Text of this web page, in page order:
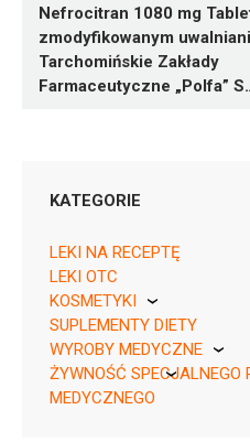
Nefrocitran 1080 mg
zmodyfikowanym
Tarchomińskie Zakłady
Farmaceutyczne „Polfa”
05904016060469 ¦ Rp ¦
100 tabl.
KATEGORIE
LEKI NA RECEPTĘ
LEKI OTC
KOSMETYKI
Pierre Fabre
SUPLEMENTY DIETY
WYROBY MEDYCZNE
KikGel
ŻYWNOŚĆ
MEDYCZNEGO